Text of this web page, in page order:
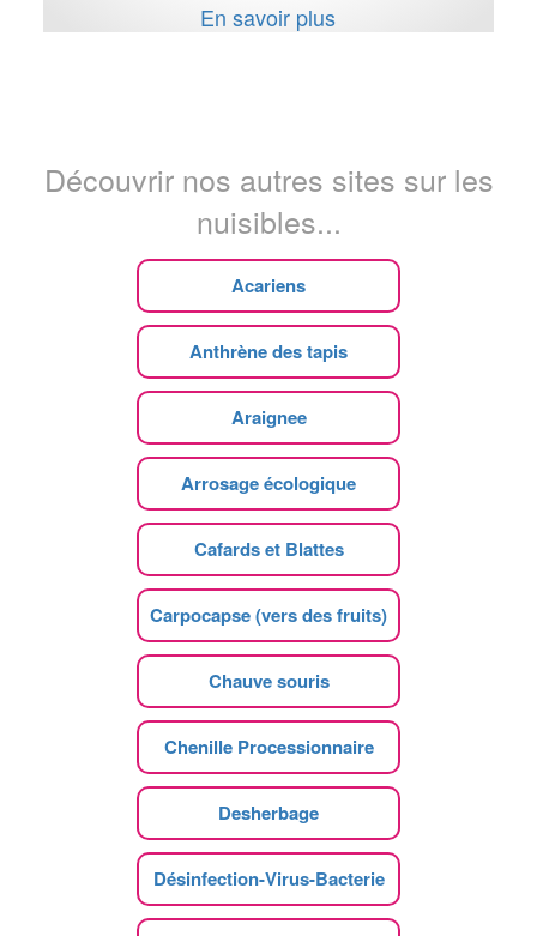
En savoir plus
Découvrir nos autres sites sur les
nuisibles...
Acariens
Anthrène des tapis
Araignee
Arrosage écologique
Cafards et Blattes
Carpocapse (vers des fruits)
Chauve souris
Chenille Processionnaire
Desherbage
Désinfection-Virus-Bacterie